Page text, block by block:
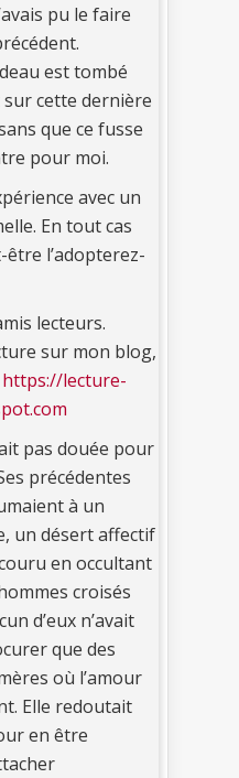
pu le faire
est tombé
cette dernière
que ce fusse
pour moi.
avec un
En tout cas
l’adopterez-
lecteurs.
sur mon blog,
https://lecture-
pas douée pour
précédentes
à un
un désert affectif
en occultant
croisés
d’eux n’avait
que des
où l’amour
Elle redoutait
en être